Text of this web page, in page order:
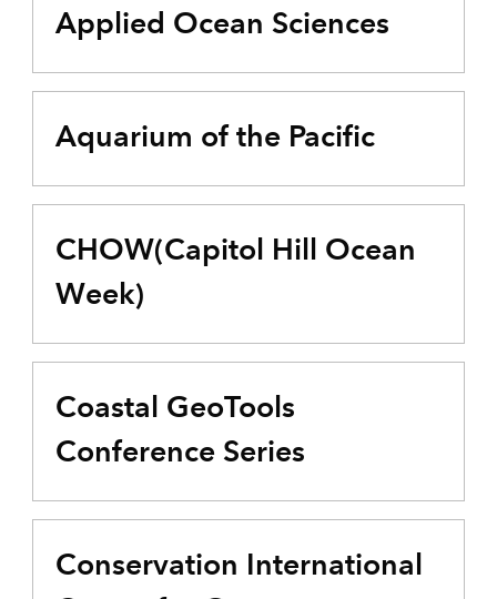
Applied Ocean Sciences
Aquarium of the Pacific
CHOW(Capitol Hill Ocean
Week)
Coastal GeoTools
Conference Series
Conservation International